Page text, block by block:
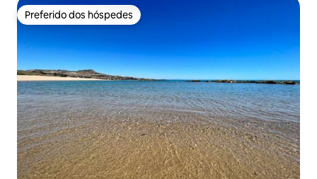
Preferido dos hóspedes
Preferido dos hóspedes